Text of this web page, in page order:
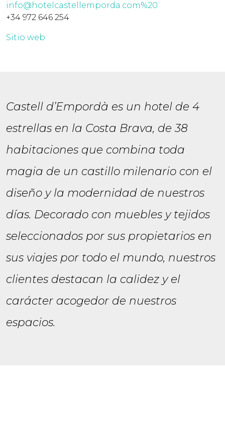
info@hotelcastellemporda.com%20
+34 972 646 254
Sitio web
Castell d’Empordà es un hotel de 4
estrellas en la Costa Brava, de 38
habitaciones que combina toda
magia de un castillo milenario con el
diseño y la modernidad de nuestros
días. Decorado con muebles y tejidos
seleccionados por sus propietarios en
sus viajes por todo el mundo, nuestros
clientes destacan la calidez y el
carácter acogedor de nuestros
espacios.